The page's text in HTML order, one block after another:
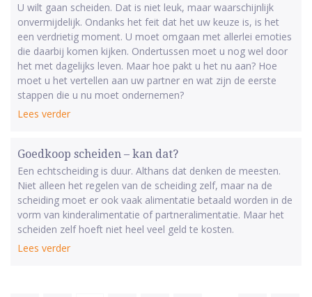
U wilt gaan scheiden. Dat is niet leuk, maar waarschijnlijk
onvermijdelijk. Ondanks het feit dat het uw keuze is, is het
een verdrietig moment. U moet omgaan met allerlei emoties
die daarbij komen kijken. Ondertussen moet u nog wel door
het met dagelijks leven. Maar hoe pakt u het nu aan? Hoe
moet u het vertellen aan uw partner en wat zijn de eerste
stappen die u nu moet ondernemen?
Lees verder
Goedkoop scheiden – kan dat?
Een echtscheiding is duur. Althans dat denken de meesten.
Niet alleen het regelen van de scheiding zelf, maar na de
scheiding moet er ook vaak alimentatie betaald worden in de
vorm van kinderalimentatie of partneralimentatie. Maar het
scheiden zelf hoeft niet heel veel geld te kosten.
Lees verder